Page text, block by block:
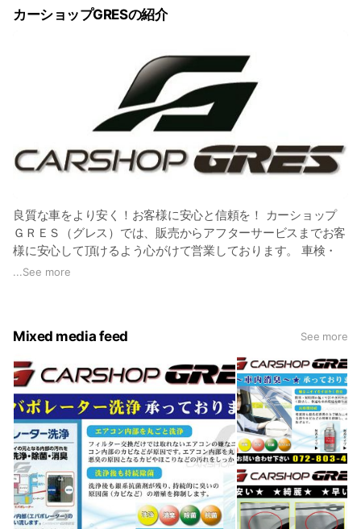
カーショップGRESの紹介
良質な車をより安く！お客様に安心と信頼を！ カーショップ
ＧＲＥＳ（グレス）では、販売からアフターサービスまでお客
様に安心して頂けるよう心がけて営業しております。 車検・
点検整備やパーツ持込取付・タイヤ持込交換、なんでもお任せ
☆中古車 在庫情報☆
【Goo-net】
net.com/usedcar_shop/0706781/
【カーセンサーnet】
http://www.carsensor.net/shop/osaka/300638001/?
SHOPTR=3
全メーカー新車・中古車販売 軽自動車～外車 車種問わず取
扱い
各メーカー故障診断機/コンピューター完備 ☆全車安心保証付
☆
...See more
Mixed media feed See more